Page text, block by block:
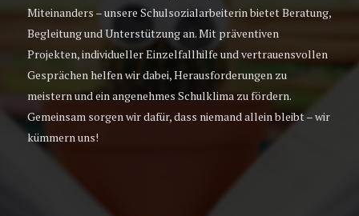
Miteinanders – unsere Schulsozialarbeiterin bietet Beratung,
Begleitung und Unterstützung an. Mit präventiven
Projekten, individueller Einzelfallhilfe und vertrauensvollen
Gesprächen helfen wir dabei, Herausforderungen zu
meistern und ein angenehmes Schulklima zu fördern.
Gemeinsam sorgen wir dafür, dass niemand allein bleibt – wir
kümmern uns!